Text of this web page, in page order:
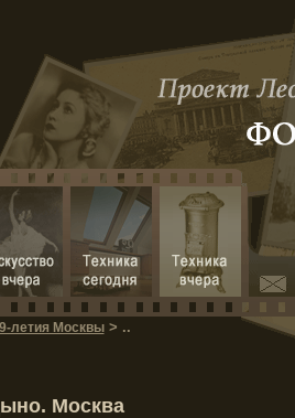
летия Москвы > ..
Москва